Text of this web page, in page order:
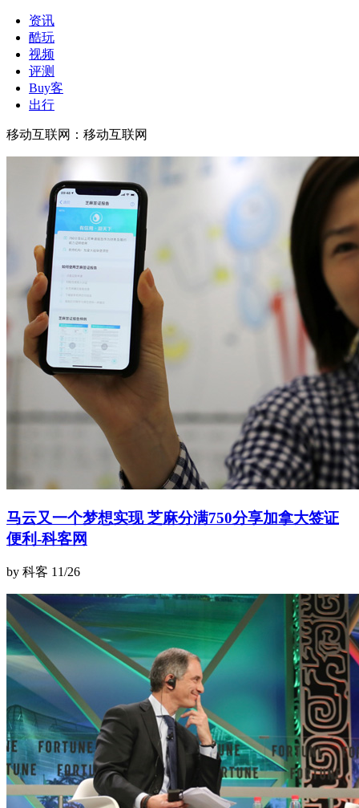
资讯
酷玩
视频
评测
Buy客
出行
移动互联网 ： 移动互联网
马云又一个梦想实现 芝麻分满750分享加拿大签证
便利-科客网
by 科客 11/26